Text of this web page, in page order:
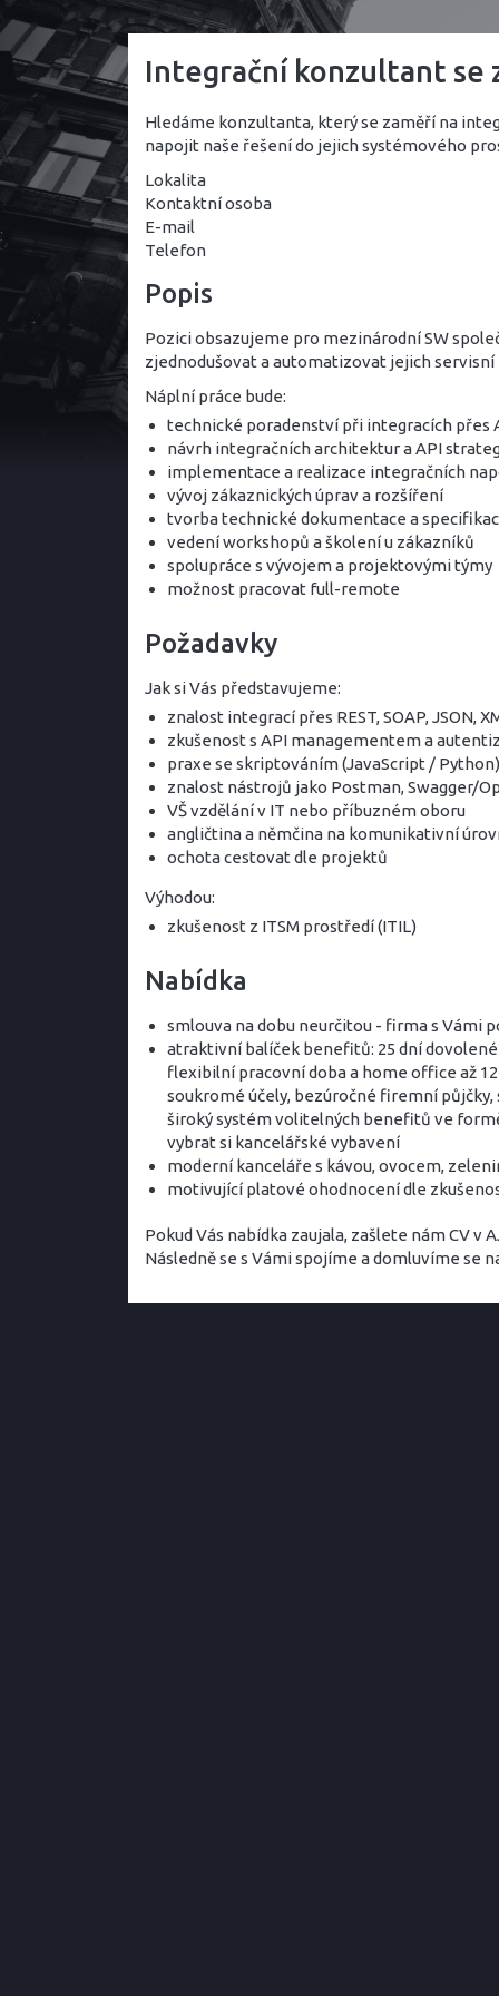
Integrační konzultant se
Hledáme konzultanta, který se zaměří na
napojit naše řešení do jejich systémového
Lokalita
Kontaktní osoba
E-mail
Telefon
Popis
Pozici obsazujeme pro mezinárodní SW
zjednodušovat a automatizovat jejich servisní
Náplní práce bude:
technické poradenství při integracích přes
návrh integračních architektur a API
implementace a realizace integračních
vývoj zákaznických úprav a rozšíření
tvorba technické dokumentace a
vedení workshopů a školení u zákazníků
spolupráce s vývojem a projektovými týmy
možnost pracovat full-remote
Požadavky
Jak si Vás představujeme:
znalost integrací přes REST, SOAP, JSON,
zkušenost s API managementem a
praxe se skriptováním (JavaScript /
znalost nástrojů jako Postman, Swagger/
VŠ vzdělání v IT nebo příbuzném oboru
angličtina a němčina na komunikativní
ochota cestovat dle projektů
Výhodou:
zkušenost z ITSM prostředí (ITIL)
Nabídka
smlouva na dobu neurčitou - firma s Vámi
atraktivní balíček benefitů: 25 dní
flexibilní pracovní doba a home office až
soukromé účely, bezúročné firemní
široký systém volitelných benefitů ve
vybrat si kancelářské vybavení
moderní kanceláře s kávou, ovocem,
motivující platové ohodnocení dle
Pokud Vás nabídka zaujala, zašlete nám CV v
Následně se s Vámi spojíme a domluvíme se